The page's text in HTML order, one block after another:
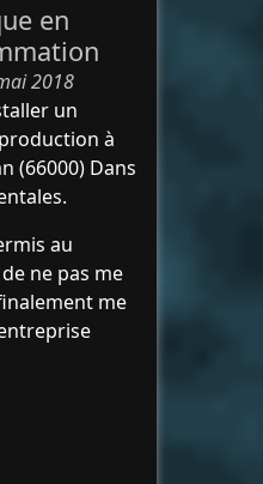
en
2018
un
à
(66000) Dans
au
ne pas me
me